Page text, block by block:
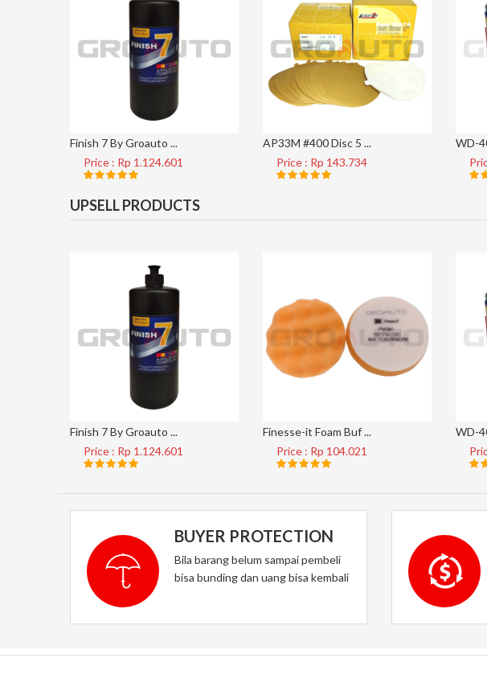
Finish 7 By Groauto ...
Price : Rp 1.124.601
AP33M #400 Disc 5 ...
Price : Rp 143.734
WD-
UPSELL PRODUCTS
Finish 7 By Groauto ...
Price : Rp 1.124.601
Finesse-it Foam Buf ...
Price : Rp 104.021
WD-
BUYER PROTECTION
Bila barang belum sampai pembeli
bisa bunding dan uang bisa kembali